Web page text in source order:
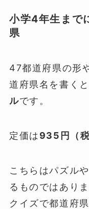
小学4年生まで
県
47都道府県の形
道府県名を書く
ルです。
定価は935円（税
こちらはパズル
るものではあり
クイズで都道府